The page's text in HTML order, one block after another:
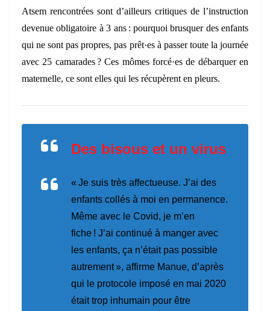
Atsem rencontrées sont d’ailleurs critiques de l’instruction
devenue obligatoire à 3 ans : pourquoi brusquer des enfants
qui ne sont pas propres, pas prêt·es à passer toute la journée
avec 25 camarades ? Ces mômes forcé·es de débarquer en
maternelle, ce sont elles qui les récupèrent en pleurs.
Des bisous et un virus
« Je suis très affectueuse. J’ai des
enfants collés à moi en permanence.
Même avec le Covid, je m’en
fiche ! J’ai continué à manger avec
les enfants, ça n’était pas possible
autrement », affirme Manue, d’après
qui le protocole imposé en mai 2020
était trop inhumain pour être